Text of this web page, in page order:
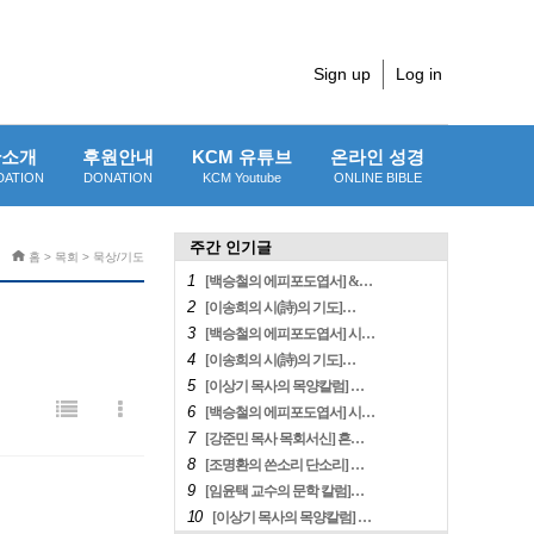
Sign up Log in
개 후원안내
DONATION
KCM 유튜브
KCM Youtube
온라인 성경
ONLINE BIBLE
홈 > 목회 > 묵상/기도
주간 인기글
1
[백승철의 에피포도엽서] &…
2 [이송희의 시(詩)의 기도]…
3 [백승철의 에피포도엽서] 시…
4 [이송희의 시(詩)의 기도]…
5 [이상기 목사의 목양칼럼] …
6 [백승철의 에피포도엽서] 시…
7 [강준민 목사 목회서신] 흔…
8 [조명환의 쓴소리 단소리] …
9 [임윤택 교수의 문학 칼럼]…
10 [이상기 목사의 목양칼럼] …